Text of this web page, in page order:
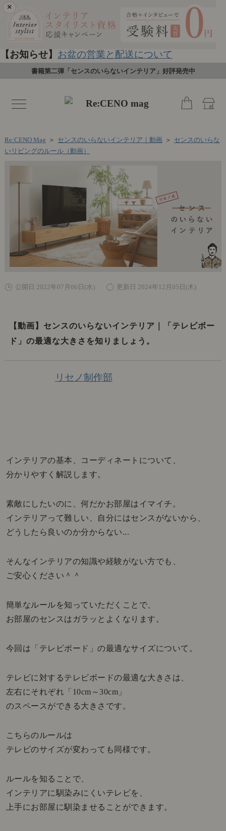
×
【お知らせ】 お盆の営業と配送について
書籍第二弾「センスのいらないインテリア」好評発売中
toggle
navigation
Re:CENO Mag ＞ センスのいらないインテリア｜動画 ＞ センスのいらな
いリビングのルール（動画）
公開日 2022年07月06日(水) 更新日 2024年12月05日(木)
【動画】センスのいらないインテリア｜「テレビボー
ド」の最適な大きさを知りましょう。
リセノ制作部
インテリアの基本、コーディネートについて、
分かりやすく解説します。
素敵にしたいのに、何だかお部屋はイマイチ。
インテリアって難しい、自分にはセンスがないから、
どうしたら良いのか分からない...
そんなインテリアの知識や経験がない方でも、
ご安心ください＾＾
簡単なルールを知っていただくことで、
お部屋のセンスはガラッとよくなります。
今回は「テレビボード」の最適なサイズについて。
テレビに対するテレビボードの最適な大きさは、
左右にそれぞれ「10cm～30cm」
のスペースができる大きさです。
こちらのルールは
テレビのサイズが変わっても同様です。
ルールを知ることで、
インテリアに馴染みにくいテレビを、
上手にお部屋に馴染ませることができます。